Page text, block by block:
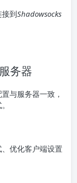
到Shadowsocks
务器
与服务器一致，
优化客户端设置